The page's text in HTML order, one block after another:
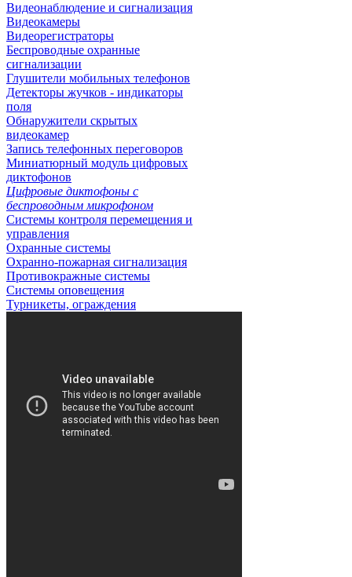
Видеонаблюдение и сигнализация
Видеокамеры
Видеорегистраторы
Беспроводные охранные
сигнализации
Глушители мобильных телефонов
Детекторы жучков - индикаторы
поля
Обнаружители скрытых
видеокамер
Запись телефонных переговоров
Миниатюрный модуль цифровых
диктофонов
Цифровые диктофоны с
беспроводным микрофоном
Системы контроля перемещения и
управления
Охранные системы
Охранно-пожарная сигнализация
Противокражные системы
Системы оповещения
Турникеты, ограждения